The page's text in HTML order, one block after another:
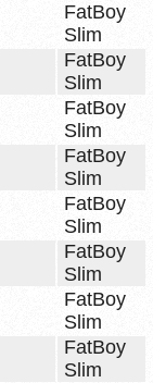
FatBoy
Slim
FatBoy
Slim
FatBoy
Slim
FatBoy
Slim
FatBoy
Slim
FatBoy
Slim
FatBoy
Slim
FatBoy
Slim